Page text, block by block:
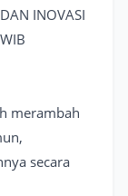
INOVASI
merambah
secara